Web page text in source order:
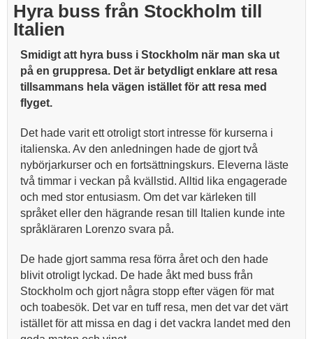
Hyra buss från Stockholm till
Italien
Smidigt att hyra buss i Stockholm när man ska ut
på en gruppresa. Det är betydligt enklare att resa
tillsammans hela vägen istället för att resa med
flyget.
Det hade varit ett otroligt stort intresse för kurserna i
italienska. Av den anledningen hade de gjort två
nybörjarkurser och en fortsättningskurs. Eleverna läste
två timmar i veckan på kvällstid. Alltid lika engagerade
och med stor entusiasm. Om det var kärleken till
språket eller den hägrande resan till Italien kunde inte
språkläraren Lorenzo svara på.
De hade gjort samma resa förra året och den hade
blivit otroligt lyckad. De hade åkt med buss från
Stockholm och gjort några stopp efter vägen för mat
och toabesök. Det var en tuff resa, men det var det värt
istället för att missa en dag i det vackra landet med den